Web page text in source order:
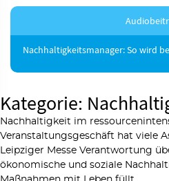
Nachhaltigkeitsmanager: So wird
Kategorie:
Nachhaltigkeit im
Veranstaltungsgeschäft hat viele
Leipziger Messe Verantwortung
ökonomische und soziale